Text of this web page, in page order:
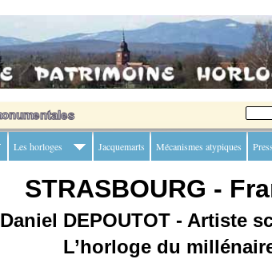
Les horloges Jacquemarts Mécanismes atypiques
STRASBOURG -
Daniel DEPOUTOT - Artiste
L’horloge du